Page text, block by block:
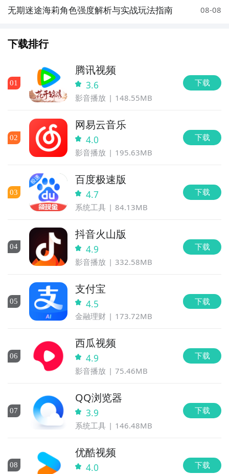
无期迷途海莉角色强度解析与实战玩法指南 08-08
下载排行
01
腾讯视频
3.6
影音播放 148.55MB
下载
02
网易云音乐
4.0
影音播放 195.63MB
下载
03
百度极速版
4.7
系统工具 84.13MB
下载
04
抖音火山版
4.9
影音播放 332.58MB
下载
05
支付宝
4.5
金融理财 173.72MB
下载
06
西瓜视频
4.9
影音播放 75.46MB
下载
07
QQ浏览器
3.9
系统工具 146.48MB
下载
08
优酷视频
4.0 下载